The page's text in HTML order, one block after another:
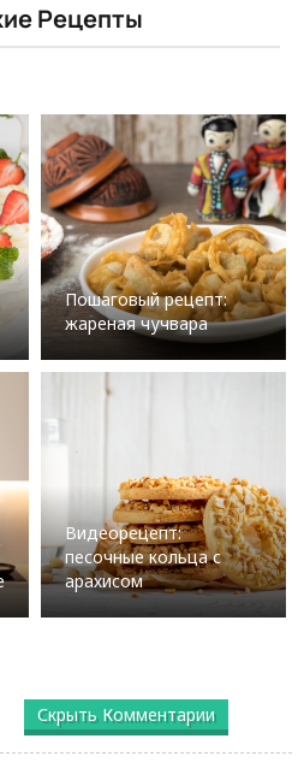
Рецепты
Пошаговый рецепт:
жареная чучвара
Видеорецепт:
песочные кольца с
арахисом
Скрыть Комментарии